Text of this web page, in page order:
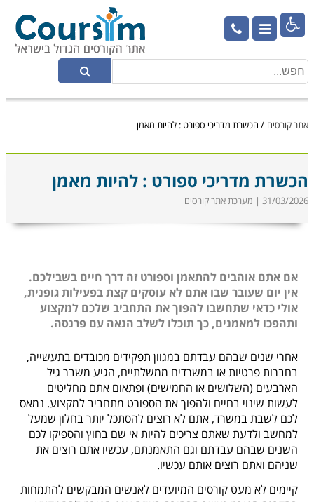

אתר קורסים / הכשרת מדריכי ספורט : להיות מאמן
הכשרת מדריכי ספורט : להיות מאמן
31/03/2026 | מערכת אתר קורסים
אם אתם אוהבים להתאמן וספורט זה דרך חיים בשבילכם.
אין יום שעובר שבו אתם לא עוסקים קצת בפעילות גופנית,
אולי כדאי שתחשבו להפוך את התחביב שלכם למקצוע
ותהפכו למאמנים, כך תוכלו לשלב הנאה עם פרנסה.
אחרי שנים שבהם עבדתם במגוון תפקידים מכובדים בתעשייה,
בחברות פרטיות או במשרדים ממשלתיים, הגיע משבר גיל
הארבעים (השלושים או החמישים) ופתאום אתם מחליטים
לעשות שינוי בחיים ולהפוך את הספורט מתחביב למקצוע. נמאס
לכם לשבת במשרד, אתם לא רוצים להסתכל יותר בחלון שמעל
למחשב ולדעת שאתם צריכים להיות אי שם בחוץ והספיקו לכם
השנים שבהם עבדתם וגם התאמנתם, עכשיו אתם רוצים את
שניהם ואתם רוצים אותם עכשיו.
קיימים לא מעט קורסים המיועדים לאנשים המבקשים להתמחות